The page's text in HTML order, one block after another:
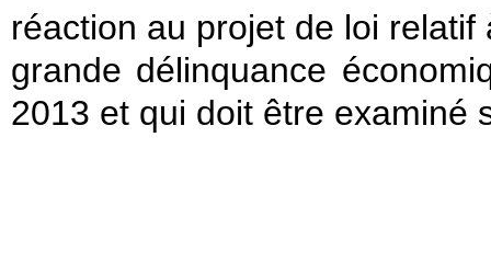
réaction au projet de loi
grande délinquance
2013 et qui doit être examiné